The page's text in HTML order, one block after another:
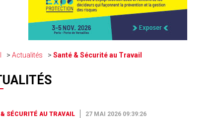
Actualités Santé & Sécurité au Travail
SÉCURITÉ AU TRAVAIL 27 MAI 2026 09:39:26